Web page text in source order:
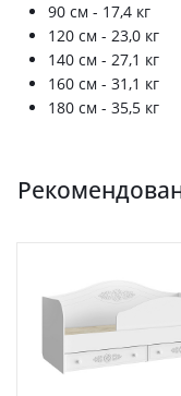
90 см - 17,4 кг
120 см - 23,0 кг
140 см - 27,1 кг
160 см - 31,1 кг
180 см - 35,5 кг